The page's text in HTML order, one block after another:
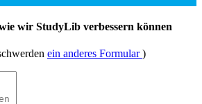
wir StudyLib verbessern können
ein anderes Formular)